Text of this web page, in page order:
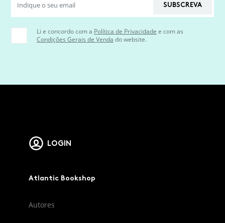
SUBSCREVA
Li e concordo com a Política de Privacidade e com as
Condições Gerais de Venda do website.
LOGIN
Atlantic Bookshop
Autores